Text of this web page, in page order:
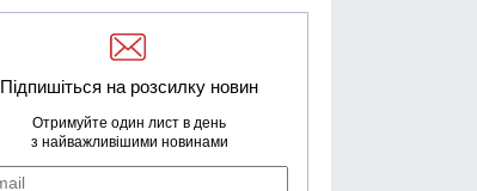
Підпишіться на розсилку новин
Отримуйте один лист в день
з найважливішими новинами